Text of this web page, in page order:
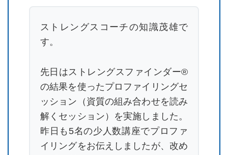
ストレングスコーチの知識茂雄で
す。
先日はストレングスファインダー®
の結果を使ったプロファイリングセ
ッション（資質の組み合わせを読み
解くセッション）を実施しました。
昨日も5名の少人数講座でプロファ
イリングをお伝えしましたが、改め